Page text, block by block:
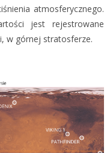
atmosferycznego.
jest rejestrowane
w górnej stratosferze.